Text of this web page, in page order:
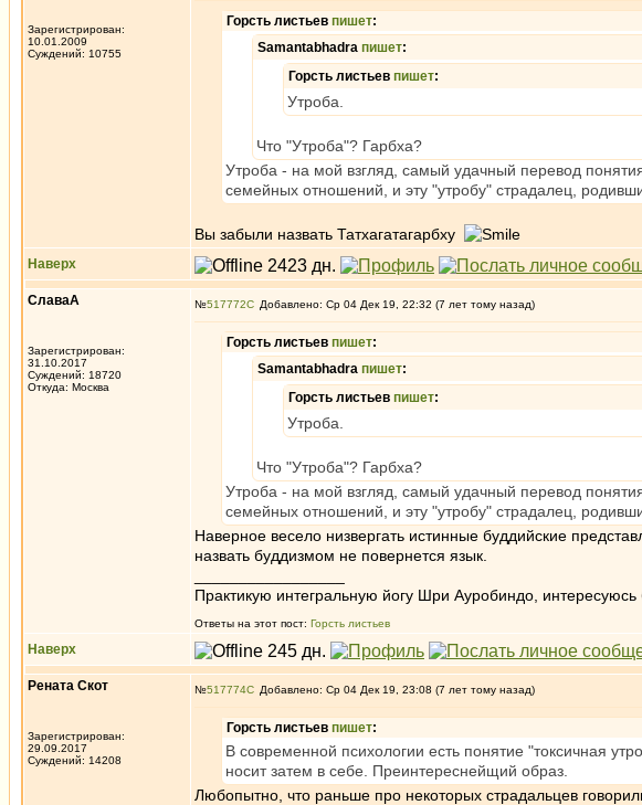
Зарегистрирован:
10.01.2009
Суждений: 10755
Горсть листьев пишет:
Samantabhadra пишет:
Горсть листьев пишет:
Утроба.
Что "Утроба"? Гарбха?
Утроба - на мой взгляд, самый удачный перевод
семейных отношений, и эту "утробу" страдалец,
Вы забыли назвать Татхагатагарбху
Наверх
СлаваА
Зарегистрирован:
31.10.2017
Суждений: 18720
Откуда: Москва
№517772 Добавлено: Ср 04 Дек 19, 22:32 (7 лет тому назад)
Горсть листьев пишет:
Samantabhadra пишет:
Горсть листьев пишет:
Утроба.
Что "Утроба"? Гарбха?
Утроба - на мой взгляд, самый удачный перевод
семейных отношений, и эту "утробу" страдалец,
Наверное весело низвергать истинные буддийские
назвать буддизмом не повернется язык.
Практикую интегральную йогу Шри Ауробиндо,
Ответы на этот пост: Горсть листьев
Наверх
Рената Скот
Зарегистрирован:
29.09.2017
Суждений: 14208
№517774 Добавлено: Ср 04 Дек 19, 23:08 (7 лет тому назад)
Горсть листьев пишет:
В современной психологии есть понятие "токсичная
носит затем в себе. Преинтереснейщий образ.
Любопытно, что раньше про некоторых страдальцев